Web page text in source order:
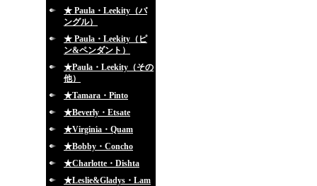
★ Paula・Leekity（バ
ングル）
★ Paula・Leekity（ピ
ン&ペンダント）
★Paula・Leekity（その
他）
★Tamara・Pinto
★Beverly・Etsate
★Virginia・Quam
★Bobby・Concho
★Charlotte・Dishta
★Leslie&Gladys・Lam